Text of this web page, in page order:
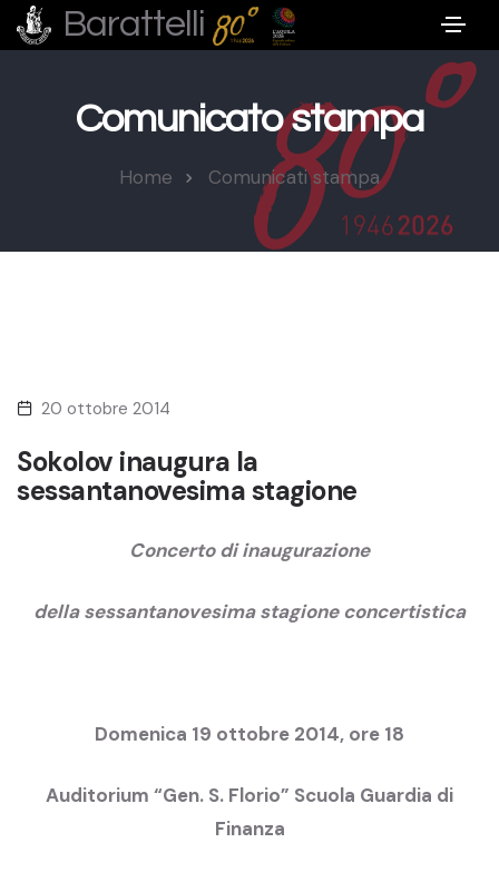
Barattelli
Comunicato stampa
Home Comunicati stampa
20 ottobre 2014
Sokolov inaugura la
sessantanovesima stagione
Concerto di inaugurazione
della sessantanovesima stagione concertistica
Domenica 19 ottobre 2014, ore 18
Auditorium “Gen. S. Florio” Scuola Guardia di
Finanza